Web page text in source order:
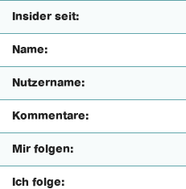
Insider seit:
Name:
Nutzername:
Kommentare:
Mir folgen:
Ich folge: